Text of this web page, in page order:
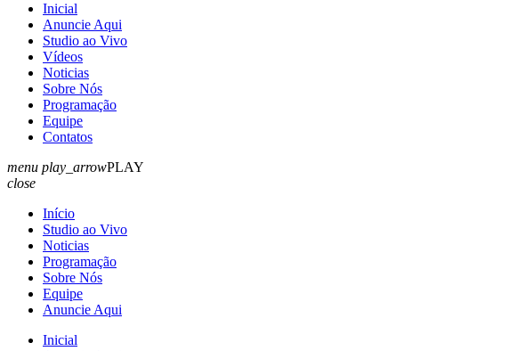
Inicial
Anuncie Aqui
Studio ao Vivo
Vídeos
Noticias
Sobre Nós
Programação
Equipe
Contatos
menu play_arrowPLAY
close
Início
Studio ao Vivo
Noticias
Programação
Sobre Nós
Equipe
Anuncie Aqui
Inicial